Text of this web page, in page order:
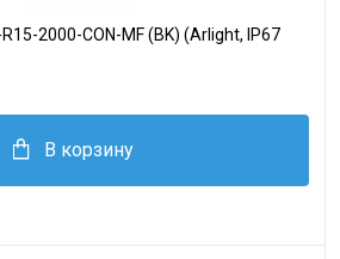
2000-CON-MF (BK) (Arlight, IP67
В корзину